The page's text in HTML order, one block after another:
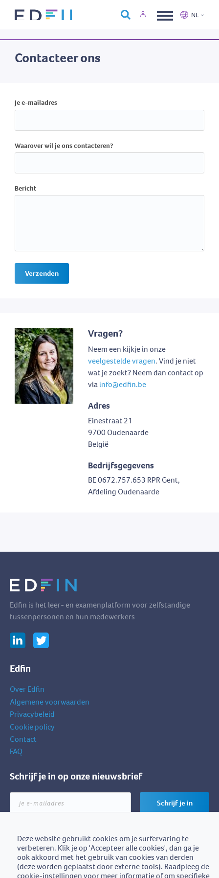
Over Edfin
NL
Contacteer ons
Je e-mailadres
Waarover wil je ons contacteren?
Bericht
Verzenden
Vragen?
Neem een kijkje in onze
veelgestelde vragen. Vind je niet
wat je zoekt? Neem dan contact op
viainfo@edfin.be
Adres
Einestraat 21
9700 Oudenaarde
België
Bedrijfsgegevens
BE 0672.757.653 RPR Gent,
Afdeling Oudenaarde
Edfin is het leer- en examenplatform voor zelfstandige
tussenpersonen en hun medewerkers
Edfin
Over Edfin
Algemene voorwaarden
Privacybeleid
Cookie policy
Contact
FAQ
Schrijf je in op onze nieuwsbrief
mailadres
Schrijf je in
Edfin is een initiatief van
BZB-Fedafin
Deze website gebruikt cookies om je surfervaring te
verbeteren. Klik je op 'Accepteer alle cookies', dan ga je
ook akkoord met het gebruik van cookies van derden
(deze worden geplaatst door externe tools). Raadpleeg de
cookie-instellingen voor meer informatie of om specifieke